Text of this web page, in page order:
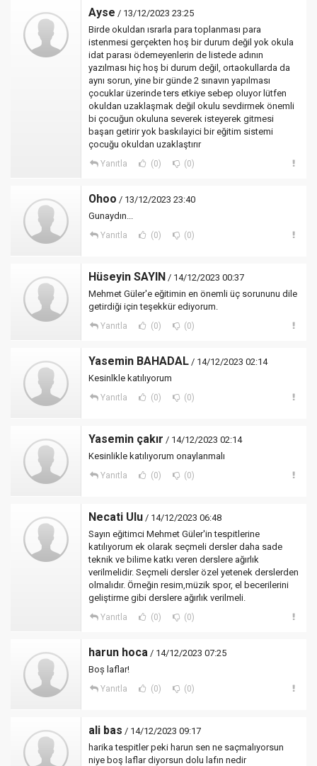
Ayse / 13/12/2023 23:25
Birde okuldan ısrarla para toplanması para
istenmesi gerçekten hoş bir durum değil yok okula
idat parası ödemeyenlerin de listede adının
yazılması hiç hoş bi durum değil, ortaokullarda da
aynı sorun, yine bir günde 2 sınavın yapılması
çocuklar üzerinde ters etkiye sebep oluyor lütfen
okuldan uzaklaşmak değil okulu sevdirmek önemli
bi çocuğun okuluna severek isteyerek gitmesi
başarı getirir yok baskılayici bir eğitim sistemi
çocuğu okuldan uzaklaştırır
Yanıtla (0) (0)
Ohoo / 13/12/2023 23:40
Gunaydın...
Yanıtla (0) (0)
Hüseyin SAYIN / 14/12/2023 00:37
Mehmet Güler'e eğitimin en önemli üç sorununu dile
getirdiği için teşekkür ediyorum.
Yanıtla (0) (0)
Yasemin BAHADAL / 14/12/2023 02:14
Kesinlkle katılıyorum
Yanıtla (0) (0)
Yasemin çakır / 14/12/2023 02:14
Kesinlikle katılıyorum onaylanmalı
Yanıtla (0) (0)
Necati Ulu / 14/12/2023 06:48
Sayın eğitimci Mehmet Güler'in tespitlerine
katılıyorum ek olarak seçmeli dersler daha sade
teknik ve bilime katkı veren derslere ağırlık
verilmelidir. Seçmeli dersler özel yetenek derslerden
olmalıdır. Örneğin resim,müzik spor, el becerilerini
geliştirme gibi derslere ağırlık verilmeli.
Yanıtla (0) (0)
harun hoca / 14/12/2023 07:25
Boș laflar!
Yanıtla (0) (0)
ali bas / 14/12/2023 09:17
harika tespitler peki harun sen ne saçmalıyorsun
niye boş laflar diyorsun dolu lafın nedir